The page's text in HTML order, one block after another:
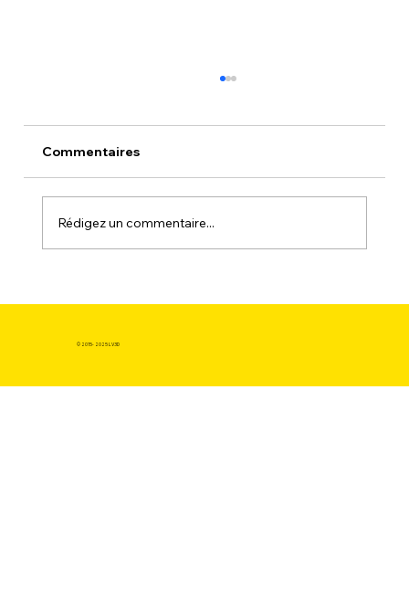
Commentaires
Rédigez un commentaire...
© 2015- 2025 LV3D